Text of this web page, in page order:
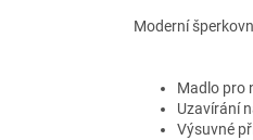
Moderní
Madlo pro
Uzavírání
Výsuvné